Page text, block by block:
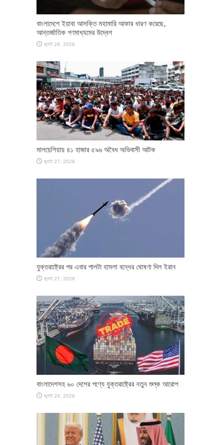
বাংলাদেশে ইয়াবা আসক্তি মহামারি আকার ধারণ করেছে,
আন্তর্জাতিক গণমাধ্যমের উদ্বেগ
জুলাই 28, 2026
মালয়েশিয়ায় ৪১ হাজার ৫৯৬ অবৈধ অভিবাসী আটক
জুলাই 27, 2026
যুক্তরাষ্ট্রের পর এবার পালটা হামলা বন্ধের ঘোষণা দিল ইরান
জুলাই 27, 2026
বাংলাদেশসহ ৬০ দেশের পণ্যে যুক্তরাষ্ট্রের নতুন শুল্ক আরোপ
জুলাই 24, 2026